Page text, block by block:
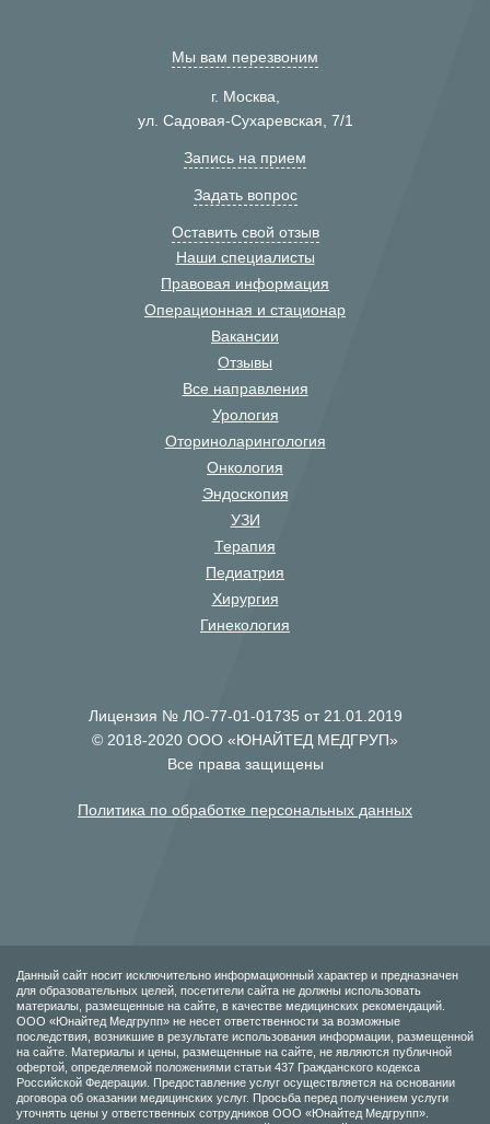
Мы вам перезвоним
г. Москва,
ул. Садовая-Сухаревская, 7/1
Запись на прием
Задать вопрос
Оставить свой отзыв
Наши специалисты
Правовая информация
Операционная и стационар
Вакансии
Отзывы
Все направления
Урология
Оториноларингология
Онкология
Эндоскопия
УЗИ
Терапия
Педиатрия
Хирургия
Гинекология
Лицензия № ЛО-77-01-01735 от 21.01.2019
© 2018-2020 ООО «ЮНАЙТЕД МЕДГРУП»
Все права защищены
Политика по обработке персональных данных
Данный сайт носит исключительно информационный характер и предназначен
для образовательных целей, посетители сайта не должны использовать
материалы, размещенные на сайте, в качестве медицинских рекомендаций.
ООО «Юнайтед Медгрупп» не несет ответственности за возможные
последствия, возникшие в результате использования информации, размещенной
на сайте. Материалы и цены, размещенные на сайте, не являются публичной
офертой, определяемой положениями статьи 437 Гражданского кодекса
Российской Федерации. Предоставление услуг осуществляется на основании
договора об оказании медицинских услуг. Просьба перед получением услуги
уточнять цены у ответственных сотрудников ООО «Юнайтед Медгрупп».